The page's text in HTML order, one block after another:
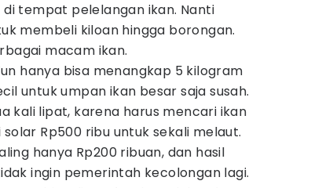
tempat pelelangan ikan. Nanti
membeli kiloan hingga borongan.
macam ikan.
hanya bisa menangkap 5 kilogram
untuk umpan ikan besar saja susah.
kali lipat, karena harus mencari ikan
Rp500 ribu untuk sekali melaut.
hanya Rp200 ribuan, dan hasil
ingin pemerintah kecolongan lagi.